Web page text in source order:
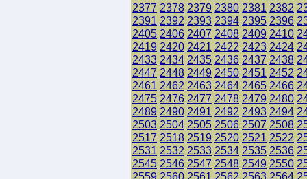
2377 2378 2379 2380 2381 2382
2391 2392 2393 2394 2395 2396
2405 2406 2407 2408 2409 2410
2419 2420 2421 2422 2423 2424
2433 2434 2435 2436 2437 2438
2447 2448 2449 2450 2451 2452
2461 2462 2463 2464 2465 2466
2475 2476 2477 2478 2479 2480
2489 2490 2491 2492 2493 2494
2503 2504 2505 2506 2507 2508
2517 2518 2519 2520 2521 2522
2531 2532 2533 2534 2535 2536
2545 2546 2547 2548 2549 2550
2559 2560 2561 2562 2563 2564